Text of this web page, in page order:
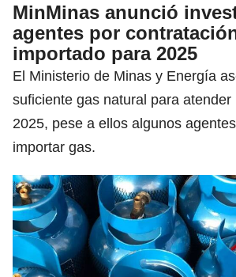
MinMinas anunció
agentes por
importado para 2025
El Ministerio de Minas y Energía
suficiente gas natural para
2025, pese a ellos algunos
importar gas.